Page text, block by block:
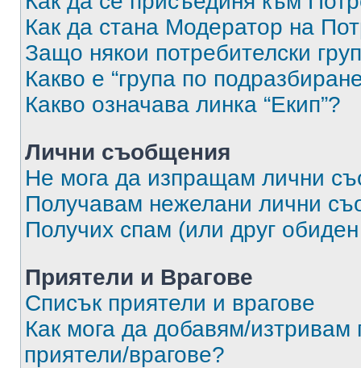
Как да стана Модератор на
Защо някои потребителски
Какво е “група по
Какво означава линка “Екип”?
Лични съобщения
Не мога да изпращам лични
Получавам нежелани лични
Получих спам (или друг
Приятели и Врагове
Списък приятели и врагове
Как мога да добавям/изтривам
приятели/врагове?